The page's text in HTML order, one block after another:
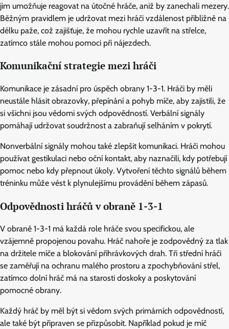
jim umožňuje reagovat na útočné hráče, aniž by zanechali mezery.
Běžným pravidlem je udržovat mezi hráči vzdálenost přibližně na
délku paže, což zajišťuje, že mohou rychle uzavřít na střelce,
zatímco stále mohou pomoci při nájezdech.
Komunikační strategie mezi hráči
Komunikace je zásadní pro úspěch obrany 1-3-1. Hráči by měli
neustále hlásit obrazovky, přepínání a pohyb míče, aby zajistili, že
si všichni jsou vědomi svých odpovědností. Verbální signály
pomáhají udržovat soudržnost a zabraňují selháním v pokrytí.
Nonverbální signály mohou také zlepšit komunikaci. Hráči mohou
používat gestikulaci nebo oční kontakt, aby naznačili, kdy potřebují
pomoc nebo kdy přepnout úkoly. Vytvoření těchto signálů během
tréninku může vést k plynulejšímu provádění během zápasů.
Odpovědnosti hráčů v obraně 1-3-1
V obraně 1-3-1 má každá role hráče svou specifickou, ale
vzájemně propojenou povahu. Hráč nahoře je zodpovědný za tlak
na držitele míče a blokování přihrávkových drah. Tři střední hráči
se zaměřují na ochranu malého prostoru a zpochybňování střel,
zatímco dolní hráč má na starosti doskoky a poskytování
pomocné obrany.
Každý hráč by měl být si vědom svých primárních odpovědností,
ale také být připraven se přizpůsobit. Například pokud je míč